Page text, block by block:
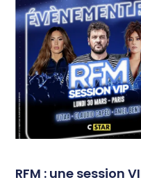
RFM : une session